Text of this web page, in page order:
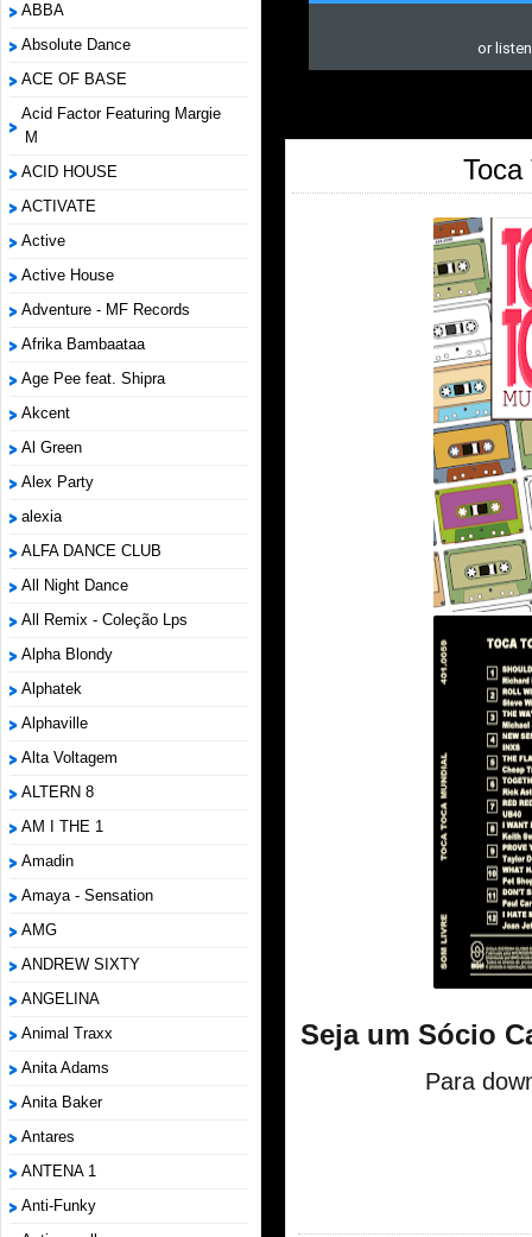
ABBA
Absolute Dance
ACE OF BASE
Acid Factor Featuring Margie
M
ACID HOUSE
ACTIVATE
Active
Active House
Adventure - MF Records
Afrika Bambaataa
Age Pee feat. Shipra
Akcent
Al Green
Alex Party
alexia
ALFA DANCE CLUB
All Night Dance
All Remix - Coleção Lps
Alpha Blondy
Alphatek
Alphaville
Alta Voltagem
ALTERN 8
AM I THE 1
Amadin
Amaya - Sensation
AMG
ANDREW SIXTY
ANGELINA
Animal Traxx
Anita Adams
Anita Baker
Antares
ANTENA 1
Anti-Funky
Toca
Seja um Sócio
Para